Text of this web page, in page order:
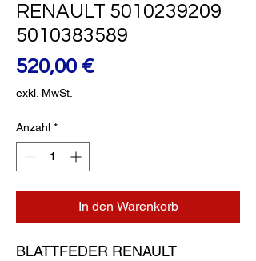
RENAULT 5010239209
5010383589
520,00 €Preis
exkl. MwSt.
Anzahl *
In den Warenkorb
BLATTFEDER RENAULT